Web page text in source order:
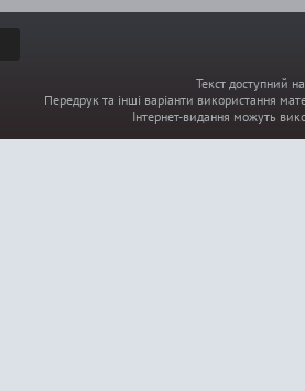
Текст доступний
Передрук та інші варіанти використання
Інтернет-видання можуть